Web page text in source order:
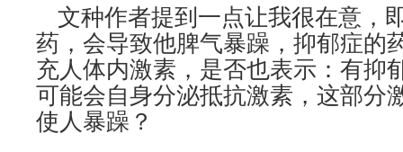
文种作者提到一点让我很在意，
药，会导致他脾气暴躁，抑郁症的
充人体内激素，是否也表示：有抑
可能会自身分泌抵抗激素，这部分
使人暴躁？